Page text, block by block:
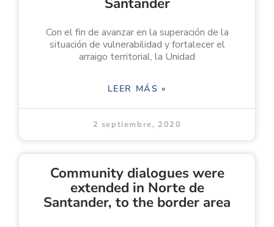
Con el fin de avanzar en la superación de la
situación de vulnerabilidad y fortalecer el
arraigo territorial, la Unidad
LEER MÁS »
2 septiembre, 2020
Community dialogues were
extended in Norte de
Santander, to the border area